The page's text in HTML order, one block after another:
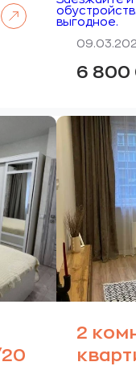
выгодное.
6 800
2